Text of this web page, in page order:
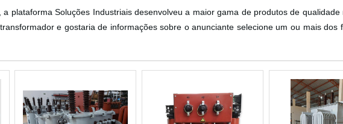
plataforma Soluções Industriais desenvolveu a maior gama de produtos de qualidade
e gostaria de informações sobre o anunciante selecione um ou mais dos